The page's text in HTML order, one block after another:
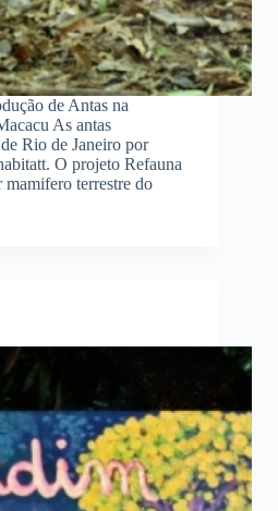
de Antas na
As antas
Rio de Janeiro por
O projeto Refauna
terrestre do